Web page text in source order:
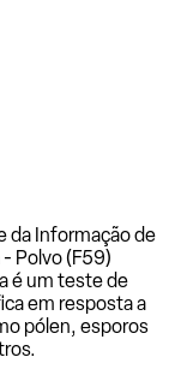
da Informação de
Polvo (F59)
é um teste de
em resposta a
pólen, esporos